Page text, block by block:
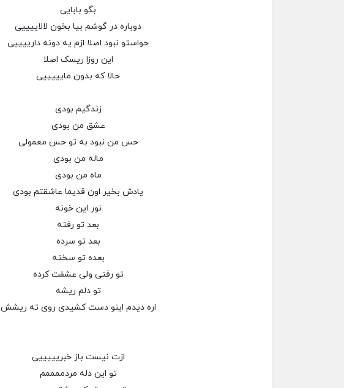
بگو بابایی
دوباره در گوشم بیا بخون لالاییییی
حواستو نبود اصلا ازم یه دونه دارییییی
این روزا ریسک اصلا
حالا که بدون مایییییی
زندگیم بودی
عشق من بودی
حس من نبود به تو حس معمولی
ماله من بودی
ماه من بودی
یادش بخیر اون قدیما عاشقتم بودی
نور این خونه
بعد تو رفته
بعد تو سرده
بعده تو سخته
تو رفتی ولی عشقت کرده
تو دلم ریشه
اره دیدم اینو دست کشیدی روی ته ریشش
ازت نیست باز خبریییییی
تو این دله مردممممم